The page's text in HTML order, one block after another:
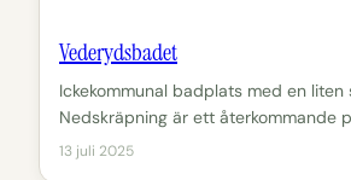
Vederydsbadet
Ickekommunal badplats med en liten
Nedskräpning är ett återkommande
13 juli 2025